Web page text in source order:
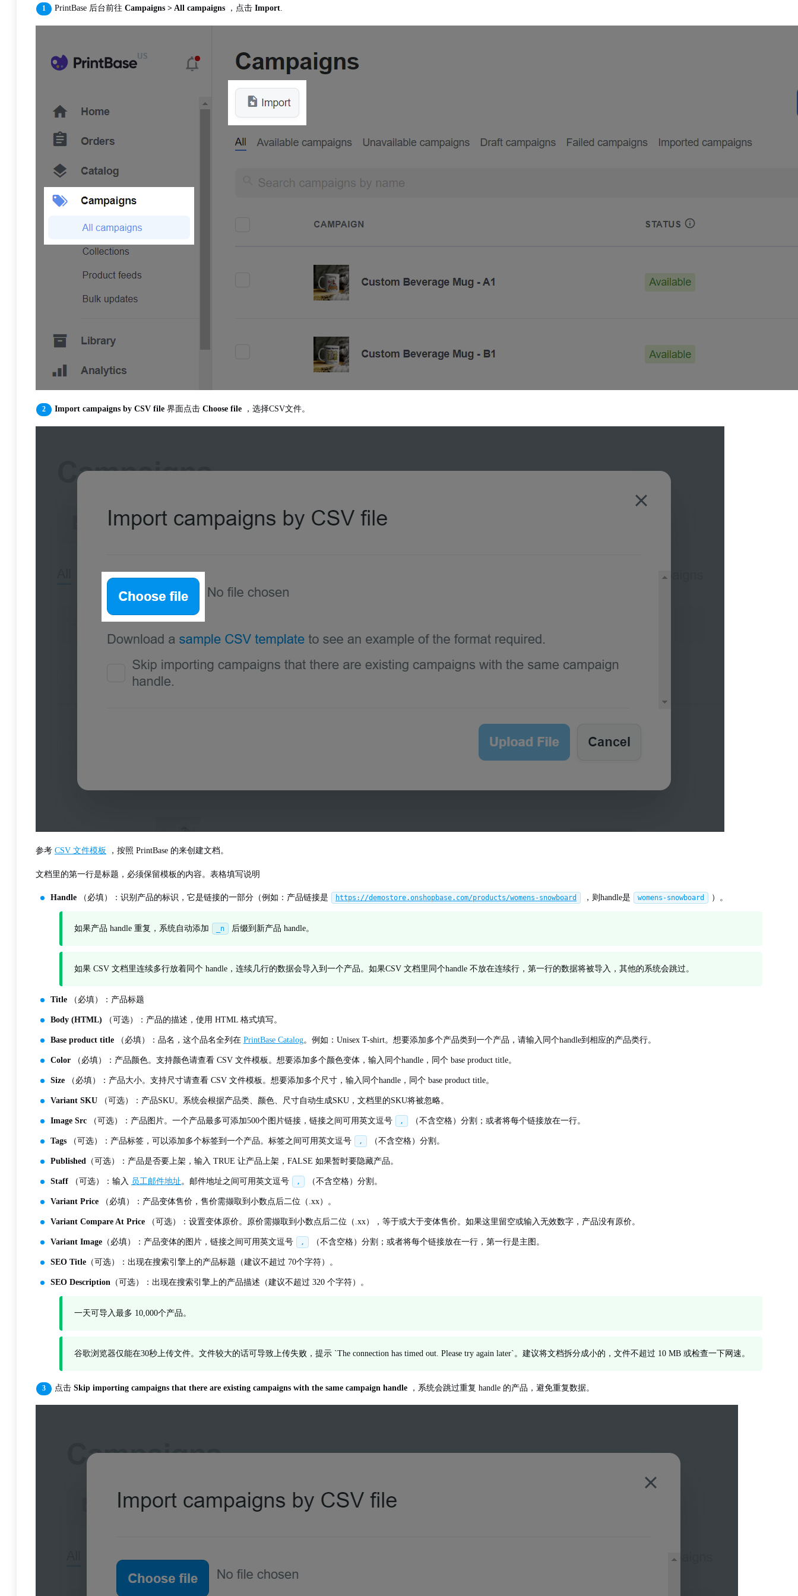
PrintBase 后台前往 Campaigns > All campaigns ，点击 Import.
Import campaigns by CSV file 界面点击 Choose file ，选择CSV文件。
参考 CSV 文件模板 ，按照 PrintBase 的来创建文档。
文档里的第一行是标题，必须保留模板的内容。表格填写说明
Handle （必填）：识别产品的标识，它是链接的一部分（例如：产品链接是 https://demostore.onshopbase.com/products/womens-snowboard ，则handle是 womens-snowboard ）。
如果产品 handle 重复，系统自动添加 _n 后缀到新产品 handle。
如果 CSV 文档里连续多行放着同个 handle，连续几行的数据会导入到一个产品。如果CSV 文档里同个handle 不放在连续行，第一行的数据将被导入，其他的系统会跳过。
Title （必填）：产品标题
Body (HTML) （可选）：产品的描述，使用 HTML 格式填写。
Base product title （必填）：品名，这个品名全列在 PrintBase Catalog。例如：Unisex T-shirt。想要添加多个产品类到一个产品，请输入同个handle到相应的产品类行。
Color （必填）：产品颜色。支持颜色请查看 CSV 文件模板。想要添加多个颜色变体，输入同个handle，同个 base product title。
Size （必填）：产品大小。支持尺寸请查看 CSV 文件模板。想要添加多个尺寸，输入同个handle，同个 base product title。
Variant SKU （可选）：产品SKU。系统会根据产品类、颜色、尺寸自动生成SKU，文档里的SKU将被忽略。
Image Src （可选）：产品图片。一个产品最多可添加500个图片链接，链接之间可用英文逗号 , （不含空格）分割；或者将每个链接放在一行。
Tags （可选）：产品标签，可以添加多个标签到一个产品。标签之间可用英文逗号 , （不含空格）分割。
Published （可选）：产品是否要上架，输入 TRUE 让产品上架，FALSE 如果暂时要隐藏产品。
Staff （可选）：输入 员工邮件地址。邮件地址之间可用英文逗号 , （不含空格）分割。
Variant Price （必填）：产品变体售价，售价需撷取到小数点后二位（.xx）。
Variant Compare At Price （可选）：设置变体原价。原价需撷取到小数点后二位（.xx），等于或大于变体售价。如果这里留空或输入无效数字，产品没有原价。
Variant Image （必填）：产品变体的图片，链接之间可用英文逗号 , （不含空格）分割；或者将每个链接放在一行，第一行是主图。
SEO Title （可选）：出现在搜索引擎上的产品标题（建议不超过 70个字符）。
SEO Description （可选）：出现在搜索引擎上的产品描述（建议不超过 320 个字符）。
一天可导入最多 10,000个产品。
谷歌浏览器仅能在30秒上传文件。文件较大的话可导致上传失败，提示 `The connection has timed out. Please try again later`。建议将文档拆分成小的，文件不超过 10 MB 或检查一下网速。
点击 Skip importing campaigns that there are existing campaigns with the same campaign handle ，系统会跳过重复 handle 的产品，避免重复数据。